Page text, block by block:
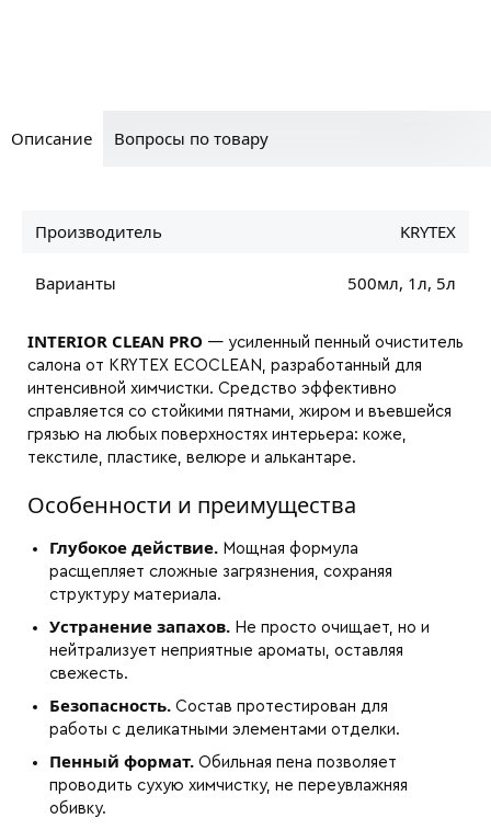
Описание Вопросы по товару
Производитель KRYTEX
Варианты 500мл, 1л, 5л
INTERIOR CLEAN PRO — усиленный пенный очиститель
салона от KRYTEX ECOCLEAN, разработанный для
интенсивной химчистки. Средство эффективно
справляется со стойкими пятнами, жиром и въевшейся
грязью на любых поверхностях интерьера: коже,
текстиле, пластике, велюре и алькантаре.
Особенности и преимущества
Глубокое действие. Мощная формула
расщепляет сложные загрязнения, сохраняя
структуру материала.
Устранение запахов. Не просто очищает, но и
нейтрализует неприятные ароматы, оставляя
свежесть.
Безопасность. Состав протестирован для
работы с деликатными элементами отделки.
Пенный формат. Обильная пена позволяет
проводить сухую химчистку, не переувлажняя
обивку.